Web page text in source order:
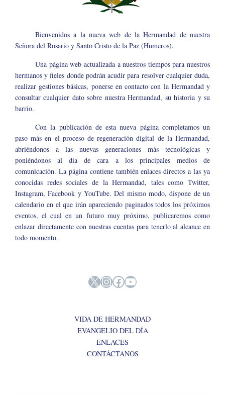
Bienvenidos a la nueva web de la Hermandad de nuestra
Señora del Rosario y Santo Cristo de la Paz (Humeros).
Una página web actualizada a nuestros tiempos para nuestros
hermanos y fieles donde podrán acudir para resolver cualquier duda,
realizar gestiones básicas, ponerse en contacto con la Hermandad y
consultar cualquier dato sobre nuestra Hermandad, su historia y su
barrio.
Con la publicación de esta nueva página completamos un
paso más en el proceso de regeneración digital de la Hermandad,
abriéndonos a las nuevas generaciones más tecnológicas y
poniéndonos al día de cara a los principales medios de
comunicación. La página contiene también enlaces directos a las ya
conocidas redes sociales de la Hermandad, tales como Twitter,
Instagram, Facebook y YouTube. Del mismo modo, dispone de un
calendario en el que irán apareciendo paginados todos los próximos
eventos, el cual en un futuro muy próximo, publicaremos como
enlazar directamente con nuestras cuentas para tenerlo al alcance en
todo momento.
X Instagram
Facebook
YouTube
VIDA DE HERMANDAD
EVANGELIO DEL DÍA
ENLACES
CONTÁCTANOS